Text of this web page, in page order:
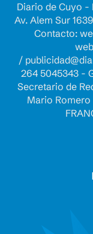
Diario de Cuyo -
Av. Alem Sur
Contacto:
/
264 5045343 -
Secretario de
Mario